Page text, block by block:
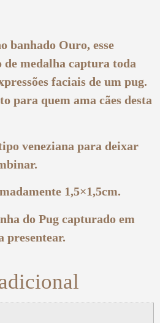
banhado Ouro, esse
medalha captura toda
faciais de um pug.
para quem ama cães desta
veneziana para deixar
1,5×1,5cm.
do Pug capturado em
presentear.